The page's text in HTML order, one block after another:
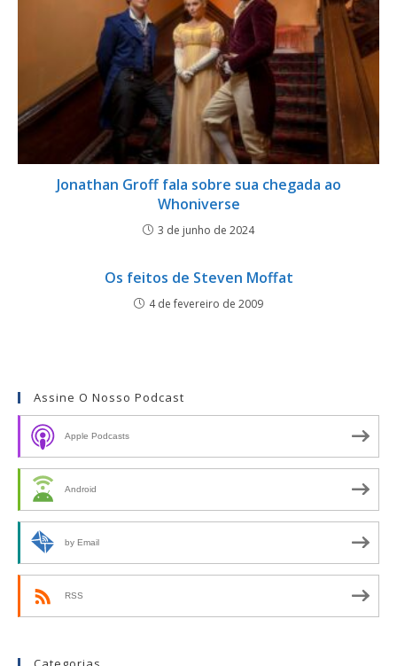
Jonathan Groff fala sobre sua chegada ao
Whoniverse
3 de junho de 2024
Os feitos de Steven Moffat
4 de fevereiro de 2009
Assine O Nosso Podcast
Apple Podcasts
Android
by Email
RSS